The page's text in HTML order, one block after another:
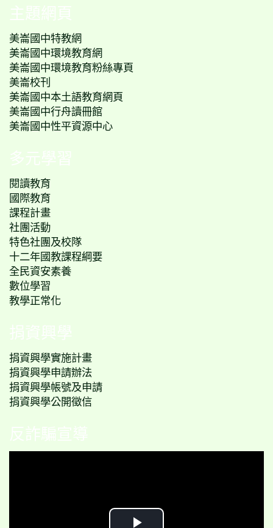
主題網頁
美崙國中特教網
美崙國中環境教育網
美崙國中環境教育粉絲專頁
美崙校刊
美崙國中本土語教育網頁
美崙國中行舟讀冊館
美崙國中性平資源中心
多元學習
閱讀教育
國際教育
課程計畫
社團活動
特色社團及校隊
十二年國教課程綱要
全民資安素養
數位學習
教學正常化
捐資興學
捐資興學實施計畫
捐資興學申請辦法
捐資興學帳號及申請
捐資興學公開徵信
反詐騙宣導